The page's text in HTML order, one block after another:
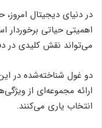
در دنیای دیجیتال
اهمیتی حیاتی
می‌تواند نقش کلیدی در
ارائه مجموعه‌ای از
انتخاب یاری می‌کنند.